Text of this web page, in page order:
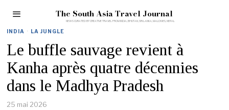
The South Asia Travel Journal
INDIA · LA JUNGLE
Le buffle sauvage revient à
Kanha après quatre décennies
dans le Madhya Pradesh
25 mai 2026